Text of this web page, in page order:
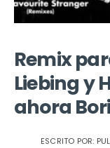
Remix
Liebing y
ahora
ESCRITO POR: